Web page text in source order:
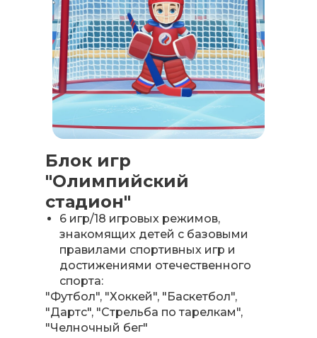
Блок игр
"Олимпийский
стадион"
6 игр/18 игровых режимов,
знакомящих детей с базовыми
правилами спортивных игр и
достижениями отечественного
спорта:
"Футбол", "Хоккей", "Баскетбол",
"Дартс", "Стрельба по тарелкам",
"Челночный бег"